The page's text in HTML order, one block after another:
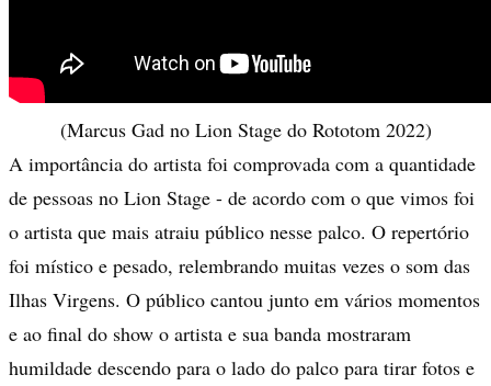
(Marcus Gad no Lion Stage do Rototom 2022)
A importância do artista foi comprovada com a quantidade
de pessoas no Lion Stage - de acordo com o que vimos foi
o artista que mais atraiu público nesse palco. O repertório
foi místico e pesado, relembrando muitas vezes o som das
Ilhas Virgens. O público cantou junto em vários momentos
e ao final do show o artista e sua banda mostraram
humildade descendo para o lado do palco para tirar fotos e